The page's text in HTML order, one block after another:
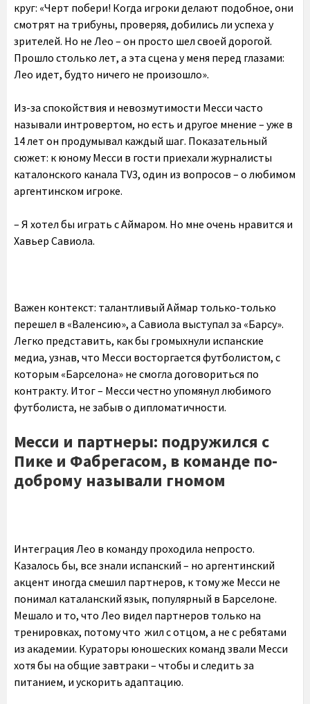
круг: «Черт побери! Когда игроки делают подобное, они
смотрят на трибуны, проверяя, добились ли успеха у
зрителей. Но не Лео – он просто шел своей дорогой.
Прошло столько лет, а эта сцена у меня перед глазами:
Лео идет, будто ничего не произошло».
Из-за спокойствия и невозмутимости Месси часто
называли интровертом, но есть и другое мнение – уже в
14 лет он продумывал каждый шаг. Показательный
сюжет: к юному Месси в гости приехали журналисты
каталонского канала TV3, один из вопросов – о любимом
аргентинском игроке.
– Я хотел бы играть с Аймаром. Но мне очень нравится и
Хавьер Савиола.
Важен контекст: талантливый Аймар только-только
перешел в «Валенсию», а Савиола выступал за «Барсу».
Легко представить, как бы громыхнули испанские
медиа, узнав, что Месси восторгается футболистом, с
которым «Барселона» не смогла договориться по
контракту. Итог – Месси честно упомянул любимого
футболиста, не забыв о дипломатичности.
Месси и партнеры: подружился с
Пике и Фабрегасом, в команде по-
доброму называли гномом
Интеграция Лео в команду проходила непросто.
Казалось бы, все знали испанский – но аргентинский
акцент иногда смешил партнеров, к тому же Месси не
понимал каталанский язык, популярный в Барселоне.
Мешало и то, что Лео видел партнеров только на
тренировках, потому что жил с отцом, а не с ребятами
из академии. Кураторы юношеских команд звали Месси
хотя бы на общие завтраки – чтобы и следить за
питанием, и ускорить адаптацию.